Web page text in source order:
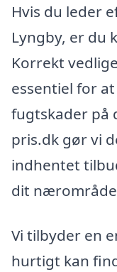
Hvis du leder
Lyngby, er du
Korrekt
essentiel for
fugtskader på
pris.dk gør vi
indhentet
dit
Vi tilbyder en
hurtigt kan